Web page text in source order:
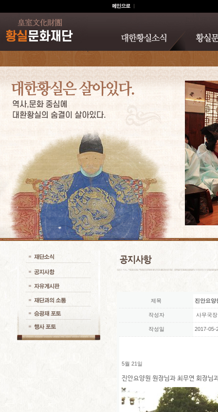
제목 진안요양
작성자 사무국장
작성일 2017-05-
5월 21일
진안요양원 원장님과 최무연 회장님